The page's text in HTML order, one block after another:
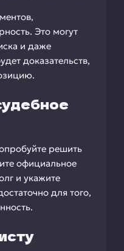
Это могут
и даже
доказательств,
решить
официальное
и укажите
для того,